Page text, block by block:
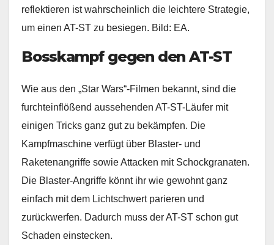
reflektieren ist wahrscheinlich die leichtere Strategie,
um einen AT-ST zu besiegen. Bild: EA.
Bosskampf gegen den AT-ST
Wie aus den „Star Wars“-Filmen bekannt, sind die
furchteinflößend aussehenden AT-ST-Läufer mit
einigen Tricks ganz gut zu bekämpfen. Die
Kampfmaschine verfügt über Blaster- und
Raketenangriffe sowie Attacken mit Schockgranaten.
Die Blaster-Angriffe könnt ihr wie gewohnt ganz
einfach mit dem Lichtschwert parieren und
zurückwerfen. Dadurch muss der AT-ST schon gut
Schaden einstecken.